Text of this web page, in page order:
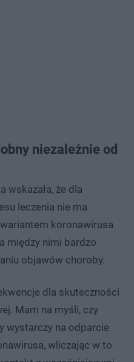
niezależnie od
wskazała, że dla
leczenia nie ma
koronawirusa
między nimi bardzo
objawów choroby.
dla skuteczności
Mam na myśli, czy
wystarczy na odparcie
wliczając w to